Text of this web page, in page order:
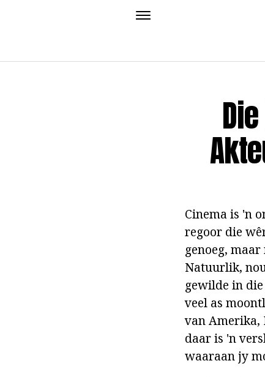
Cinema is 'n
regoor die
genoeg,
Natuurlik,
gewilde in
veel as
van Amerika,
daar is 'n
waaraan jy